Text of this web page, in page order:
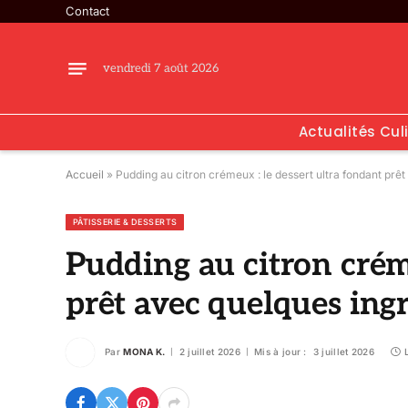
Contact
vendredi 7 août 2026
Actualités
Accueil » Pudding au citron crémeux : le dessert ultra fondant
PÂTISSERIE & DESSERTS
Pudding au citron
prêt avec quelques
Par MONA K. 2 juillet 2026 Mis à jour : 3 juillet 2026